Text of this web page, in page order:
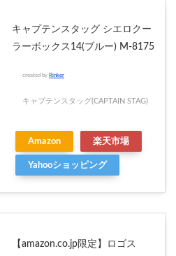
キャプテンスタッグ シエロクー
ラーボックス14(ブルー) M-8175
created by Rinker
キャプテンスタッグ(CAPTAIN STAG)
Amazon 楽天市場
Yahooショッピング
【amazon.co.jp限定】ロゴス